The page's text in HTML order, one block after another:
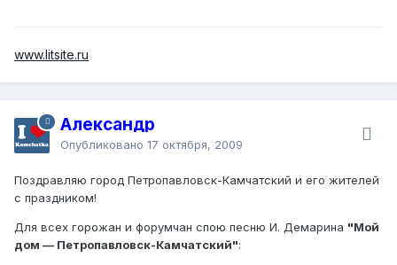
www.litsite.ru
Александр
Опубликовано 17 октября, 2009
Поздравляю город Петропавловск-Камчатский и его жителей
с праздником!
Для всех горожан и форумчан спою песню И. Демарина "Мой
дом — Петропавловск-Камчатский":